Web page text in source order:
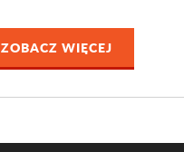
ZOBACZ WIĘCEJ